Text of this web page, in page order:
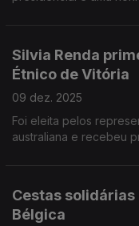
Silvia Renda
Étnico de Vitória
09 dez. 2025
Foi eleita pelos
australiana e recebeu
Cestas
Bélgica